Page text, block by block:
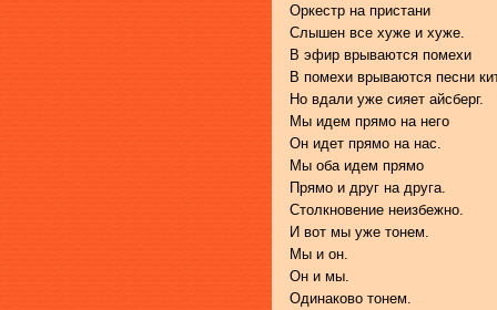
Оркестр на пристани
Слышен все хуже и хуже.
В эфир врываются помехи
В помехи врываются песни
Но вдали уже сияет айсберг.
Мы идем прямо на него
Он идет прямо на нас.
Мы оба идем прямо
Прямо и друг на друга.
Столкновение неизбежно.
И вот мы уже тонем.
Мы и он.
Он и мы.
Одинаково тонем.